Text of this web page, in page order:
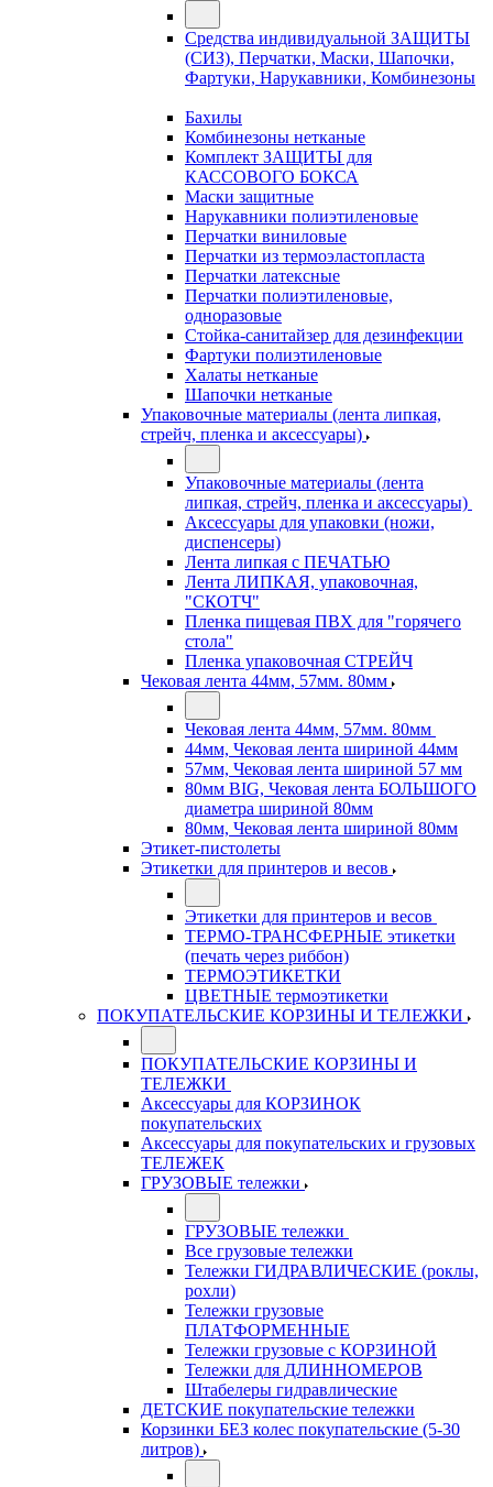
Средства индивидуальной ЗАЩИТЫ
(СИЗ), Перчатки, Маски, Шапочки,
Фартуки, Нарукавники, Комбинезоны
Бахилы
Комбинезоны нетканые
Комплект ЗАЩИТЫ для
КАССОВОГО БОКСА
Маски защитные
Нарукавники полиэтиленовые
Перчатки виниловые
Перчатки из термоэластопласта
Перчатки латексные
Перчатки полиэтиленовые,
одноразовые
Стойка-санитайзер для дезинфекции
Фартуки полиэтиленовые
Халаты нетканые
Шапочки нетканые
Упаковочные материалы (лента липкая,
стрейч, пленка и аксессуары)
Упаковочные материалы (лента
липкая, стрейч, пленка и аксессуары)
Аксессуары для упаковки (ножи,
диспенсеры)
Лента липкая с ПЕЧАТЬЮ
Лента ЛИПКАЯ, упаковочная,
"СКОТЧ"
Пленка пищевая ПВХ для "горячего
стола"
Пленка упаковочная СТРЕЙЧ
Чековая лента 44мм, 57мм. 80мм
Чековая лента 44мм, 57мм. 80мм
44мм, Чековая лента шириной 44мм
57мм, Чековая лента шириной 57 мм
80мм BIG, Чековая лента БОЛЬШОГО
диаметра шириной 80мм
80мм, Чековая лента шириной 80мм
Этикет-пистолеты
Этикетки для принтеров и весов
Этикетки для принтеров и весов
ТЕРМО-ТРАНСФЕРНЫЕ этикетки
(печать через риббон)
ТЕРМОЭТИКЕТКИ
ЦВЕТНЫЕ термоэтикетки
ПОКУПАТЕЛЬСКИЕ КОРЗИНЫ И ТЕЛЕЖКИ
ПОКУПАТЕЛЬСКИЕ КОРЗИНЫ И
ТЕЛЕЖКИ
Аксессуары для КОРЗИНОК
покупательских
Аксессуары для покупательских и грузовых
ТЕЛЕЖЕК
ГРУЗОВЫЕ тележки
ГРУЗОВЫЕ тележки
Все грузовые тележки
Тележки ГИДРАВЛИЧЕСКИЕ (роклы,
рохли)
Тележки грузовые
ПЛАТФОРМЕННЫЕ
Тележки грузовые с КОРЗИНОЙ
Тележки для ДЛИННОМЕРОВ
Штабелеры гидравлические
ДЕТСКИЕ покупательские тележки
Корзинки БЕЗ колес покупательские (5-30
литров)